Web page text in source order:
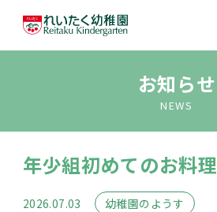
幼稚園のこと
大切にしていること
幼稚園での生活
お知らせ
NEWS
年少組初めてのお料理
2026.07.03 幼稚園のようす